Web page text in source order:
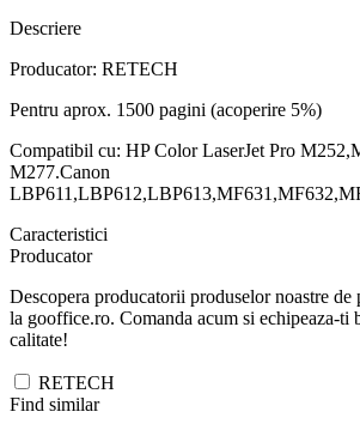
Descriere
Producator: RETECH
Pentru aprox. 1500 pagini (acoperire 5%)
Compatibil cu: HP Color LaserJet Pro
M277.Canon
Caracteristici
Producator
Descopera producatorii produselor noastre de
la gooffice.ro. Comanda acum si echipeaza-ti
calitate!
RETECH
Find similar